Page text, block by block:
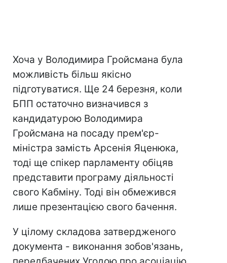
Хоча у Володимира Гройсмана була
можливість більш якісно
підготуватися. Ще 24 березня, коли
БПП остаточно визначився з
кандидатурою Володимира
Гройсмана на посаду прем'єр-
міністра замість Арсенія Яценюка,
тоді ще спікер парламенту обіцяв
представити програму діяльності
свого Кабміну. Тоді він обмежився
лише презентацією свого бачення.
У цілому складова затвердженого
документа - виконання зобов'язань,